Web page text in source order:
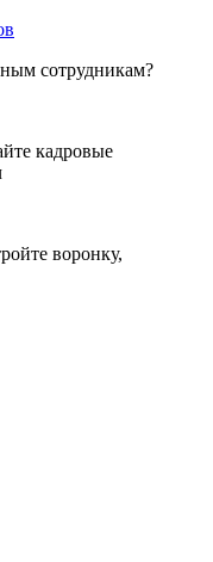
сотрудникам?
кадровые
воронку,